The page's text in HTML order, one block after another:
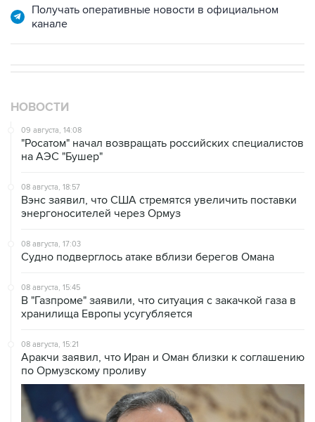
Получать оперативные новости в официальном
канале
НОВОСТИ
09 августа, 14:08
"Росатом" начал возвращать российских специалистов
на АЭС "Бушер"
08 августа, 18:57
Вэнс заявил, что США стремятся увеличить поставки
энергоносителей через Ормуз
08 августа, 17:03
Судно подверглось атаке вблизи берегов Омана
08 августа, 15:45
В "Газпроме" заявили, что ситуация с закачкой газа в
хранилища Европы усугубляется
08 августа, 15:21
Аракчи заявил, что Иран и Оман близки к соглашению
по Ормузскому проливу